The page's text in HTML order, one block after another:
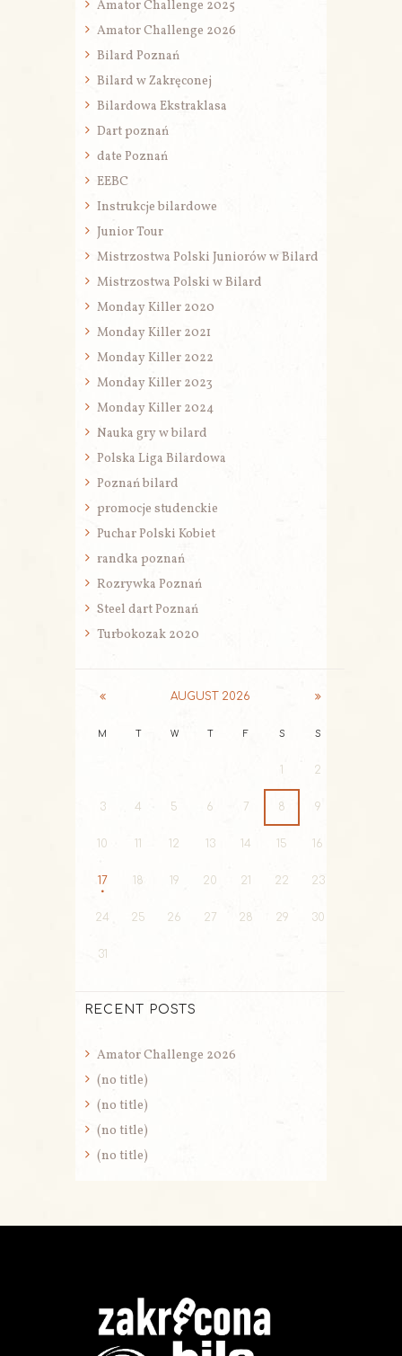
Amator Challenge 2025
Amator Challenge 2026
Bilard Poznań
Bilard w Zakręconej
Bilardowa Ekstraklasa
Dart poznań
date Poznań
EEBC
Instrukcje bilardowe
Junior Tour
Mistrzostwa Polski Juniorów w Bilard
Mistrzostwa Polski w Bilard
Monday Killer 2020
Monday Killer 2021
Monday Killer 2022
Monday Killer 2023
Monday Killer 2024
Nauka gry w bilard
Polska Liga Bilardowa
Poznań bilard
promocje studenckie
Puchar Polski Kobiet
randka poznań
Rozrywka Poznań
Steel dart Poznań
Turbokozak 2020
AUGUST 2026
M W F S S
2
3 4 5 6 7 8 9
10 11 12 13 14 15 16
17 18 19 20 21 22 23
24 25 26 27 28 29 30
31
RECENT POSTS
Amator Challenge 2026
(no title)
(no title)
(no title)
(no title)